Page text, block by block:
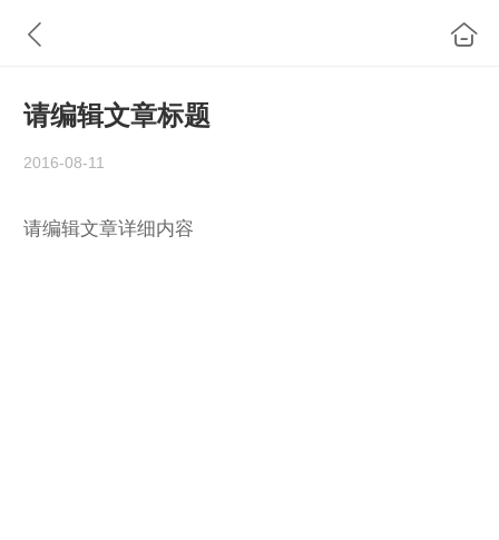
请编辑文章标题
2016-08-11
请编辑文章详细内容